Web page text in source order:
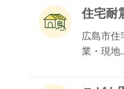
住宅耐
広島市住
業・現地